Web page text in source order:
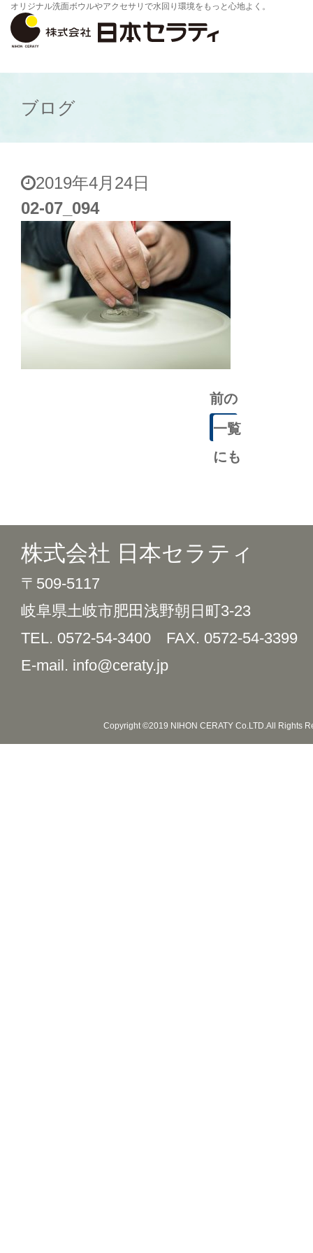
オリジナル洗面ボウルやアクセサリで水回り環境をもっと心地よく。
ブログ
2019年4月24日
02-07_094
前の
記事
一覧
にも
株式会社 日本セラティ
〒509-5117
岐阜県土岐市肥田浅野朝日町3-23
TEL. 0572-54-3400 FAX. 0572-54-3399
E-mail. info@ceraty.jp
Copyright ©2019 NIHON CERATY Co.LTD.All Rights